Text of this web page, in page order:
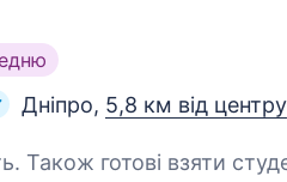
Дніпро, 5,8 км від центру
Також готові взяти